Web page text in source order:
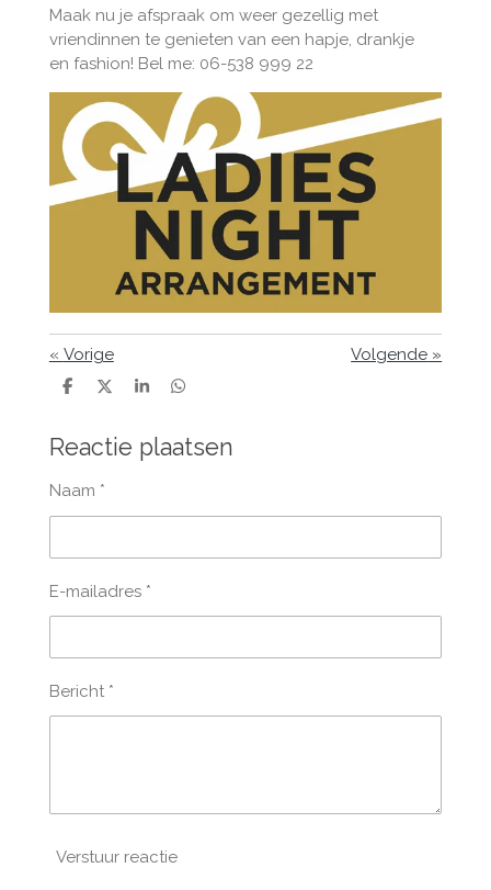
Maak nu je afspraak om weer gezellig met
vriendinnen te genieten van een hapje, drankje
en fashion! Bel me: 06-538 999 22
« Vorige Volgende »
D
e
n
D
l
S
r
e
D
e
n
Reactie plaatsen
Naam *
E-mailadres *
Bericht *
Verstuur reactie